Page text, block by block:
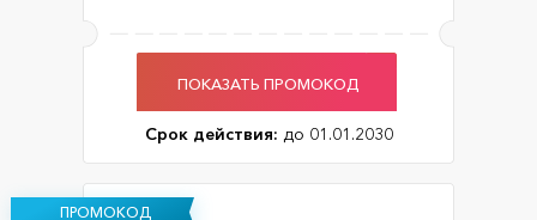
ПОКАЗАТЬ ПРОМОКОД
Срок действия: до 01.01.2030
ПРОМОКОД